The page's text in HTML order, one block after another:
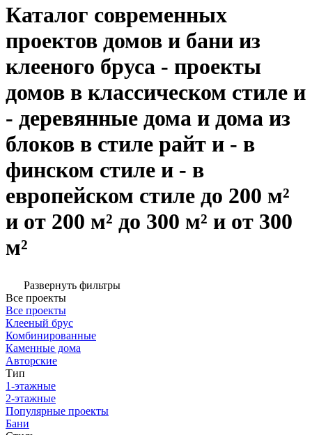
Каталог современных
проектов домов и бани из
клееного бруса - проекты
домов в классическом стиле и
- деревянные дома и дома из
блоков в стиле райт и - в
финском стиле и - в
европейском стиле до 200 м²
и от 200 м² до 300 м² и от 300
м²
Развернуть фильтры
Все проекты
Все проекты
Клееный брус
Комбинированные
Каменные дома
Авторские
Тип
1-этажные
2-этажные
Популярные проекты
Бани